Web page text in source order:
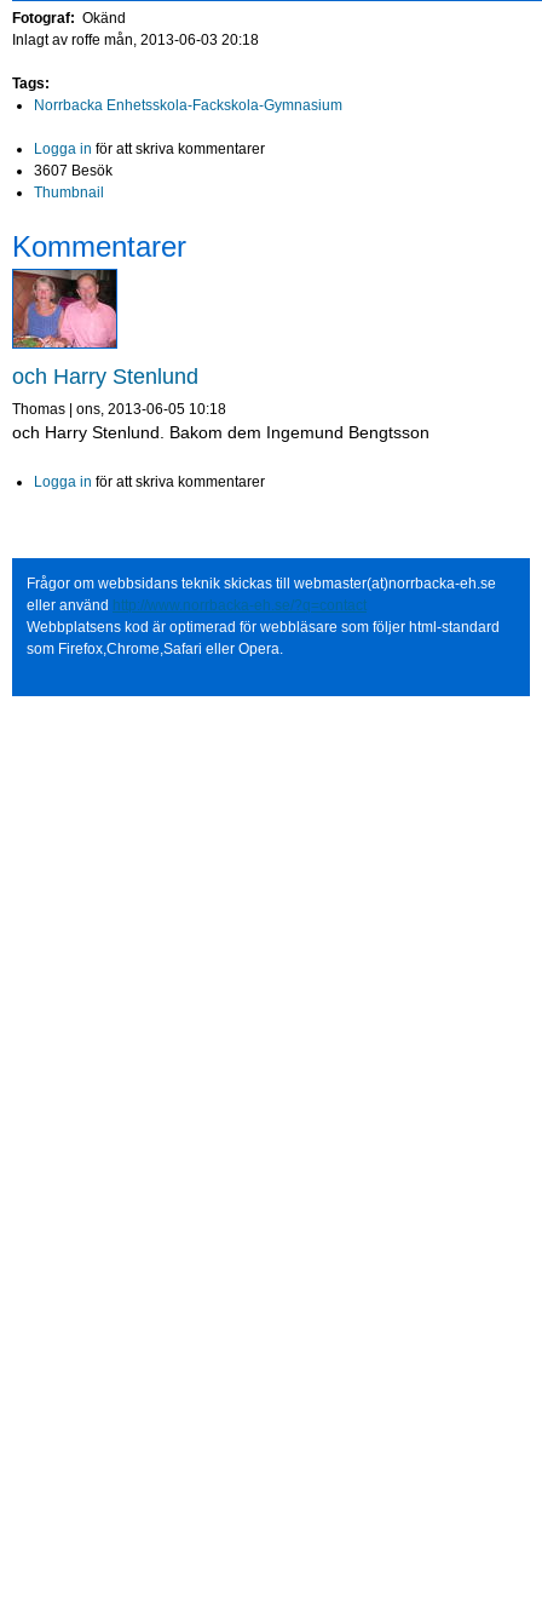
Fotograf: Okänd
Inlagt av roffe mån, 2013-06-03 20:18
Tags:
Norrbacka Enhetsskola-Fackskola-Gymnasium
Logga in för att skriva kommentarer
3607 Besök
Thumbnail
Kommentarer
och Harry Stenlund
Thomas ons, 2013-06-05 10:18
och Harry Stenlund. Bakom dem Ingemund Bengtsson
Logga in för att skriva kommentarer
Frågor om webbsidans teknik skickas till webmaster(at)norrbacka-eh.se
eller använd http://www.norrbacka-eh.se/?q=contact
Webbplatsens kod är optimerad för webbläsare som följer html-standard
som Firefox,Chrome,Safari eller Opera.